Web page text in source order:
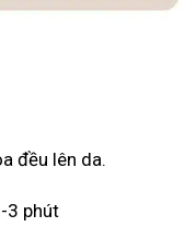
đều lên da.
3 phút